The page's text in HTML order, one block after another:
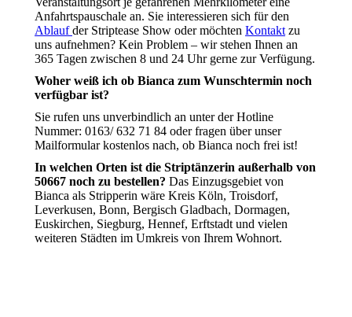
Anfahrtspauschale an. Sie interessieren sich für den
Ablaufder Striptease Show oder möchten Kontakt zu
uns aufnehmen? Kein Problem – wir stehen Ihnen an
365 Tagen zwischen 8 und 24 Uhr gerne zur Verfügung.
Woher weiß ich ob Bianca zum Wunschtermin noch
verfügbar ist?
Sie rufen uns unverbindlich an unter der Hotline
Nummer: 0163/ 632 71 84 oder fragen über unser
Mailformular kostenlos nach, ob Bianca noch frei ist!
In welchen Orten ist die Striptänzerin außerhalb von
50667 noch zu bestellen? Das Einzugsgebiet von
Bianca als Stripperin wäre Kreis Köln, Troisdorf,
Leverkusen, Bonn, Bergisch Gladbach, Dormagen,
Euskirchen, Siegburg, Hennef, Erftstadt und vielen
weiteren Städten im Umkreis von Ihrem Wohnort.